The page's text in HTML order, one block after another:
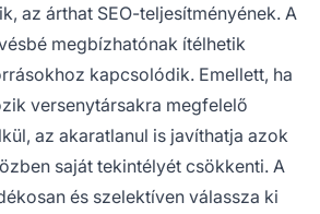
az árthat SEO-teljesítményének. A
megbízhatónak ítélhetik
kapcsolódik. Emellett, ha
versenytársakra megfelelő
az akaratlanul is javíthatja azok
saját tekintélyét csökkenti. A
és szelektíven válassza ki